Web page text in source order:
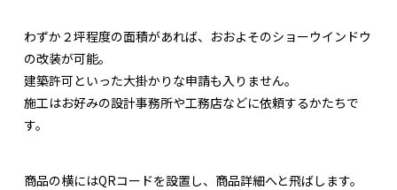
わずか２坪程度の面積があれば、おおよそのショーウインドウ
の改装が可能。
建築許可といった大掛かりな申請も入りません。
施工はお好みの設計事務所や工務店などに依頼するかたちで
す。
商品の横にはQRコードを設置し、商品詳細へと飛ばします。